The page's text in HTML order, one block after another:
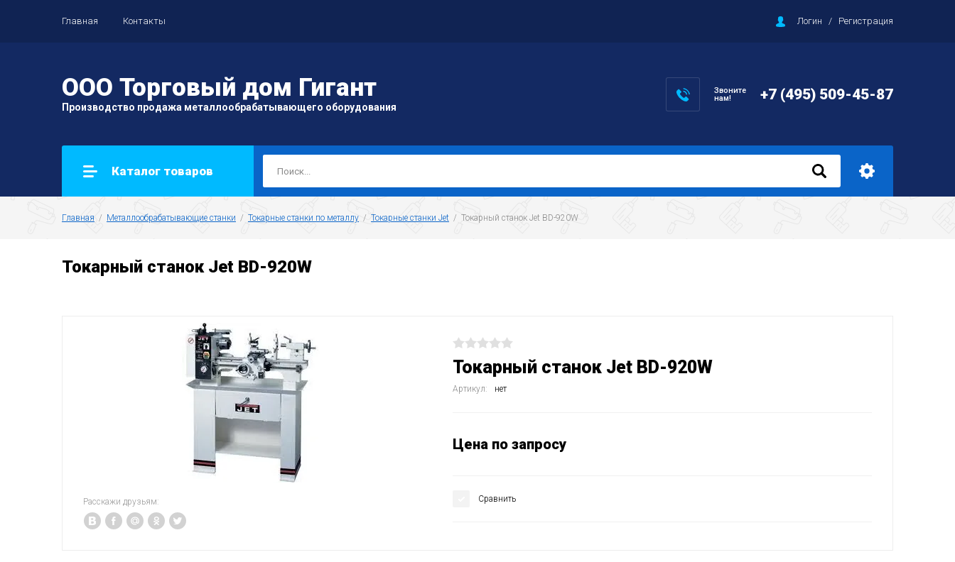
Главная Контакты Логин / Регистрация
ООО Торговый дом Гигант
Производство продажа металлообрабатывающего оборудования
Звоните
нам!
+7 (495) 509-45-87
Каталог товаров
Главная
  /
Металлообрабатывающие станки
  /
Токарные станки по металлу
  /
Токарные станки Jet
  /  Токарный станок Jet BD-920W
Токарный станок Jet BD-920W
Расскажи друзьям:
Токарный станок Jet BD-920W
Артикул: нет
Цена по запросу
Сравнить